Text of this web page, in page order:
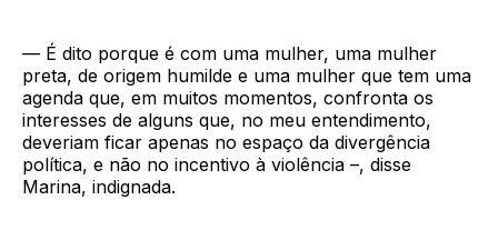
— É dito porque é com uma mulher, uma mulher
preta, de origem humilde e uma mulher que tem uma
agenda que, em muitos momentos, confronta os
interesses de alguns que, no meu entendimento,
deveriam ficar apenas no espaço da divergência
política, e não no incentivo à violência –, disse
Marina, indignada.